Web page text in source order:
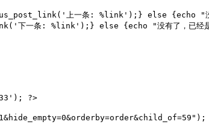
上一条: %link');} else {echo "没
一条: %link');} else {echo "没有了，已经
?>